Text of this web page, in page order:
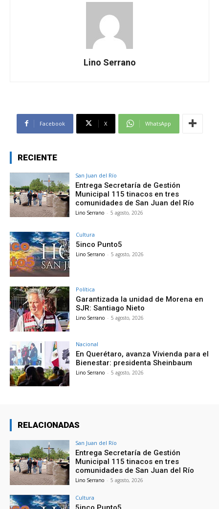
Lino Serrano
Facebook X WhatsApp
RECIENTE
San Juan del Río
Entrega Secretaría de Gestión
Municipal 115 tinacos en tres
comunidades de San Juan del Río
Lino Serrano - 5 agosto, 2026
Cultura
5inco Punto5
Lino Serrano - 5 agosto, 2026
Política
Garantizada la unidad de Morena en
SJR: Santiago Nieto
Lino Serrano - 5 agosto, 2026
Nacional
En Querétaro, avanza Vivienda para el
Bienestar: presidenta Sheinbaum
Lino Serrano - 5 agosto, 2026
RELACIONADAS
San Juan del Río
Entrega Secretaría de Gestión
Municipal 115 tinacos en tres
comunidades de San Juan del Río
Lino Serrano - 5 agosto, 2026
Cultura